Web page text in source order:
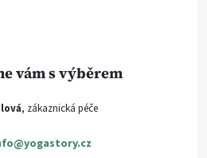
@yogastory.cz